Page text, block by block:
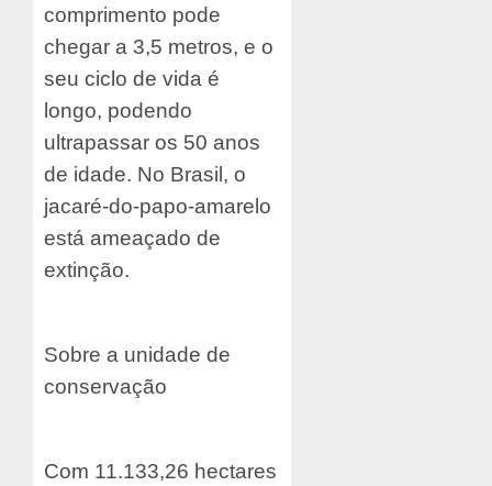
comprimento pode
chegar a 3,5 metros, e o
seu ciclo de vida é
longo, podendo
ultrapassar os 50 anos
de idade. No Brasil, o
jacaré-do-papo-amarelo
está ameaçado de
extinção.
Sobre a unidade de
conservação
Com 11.133,26 hectares